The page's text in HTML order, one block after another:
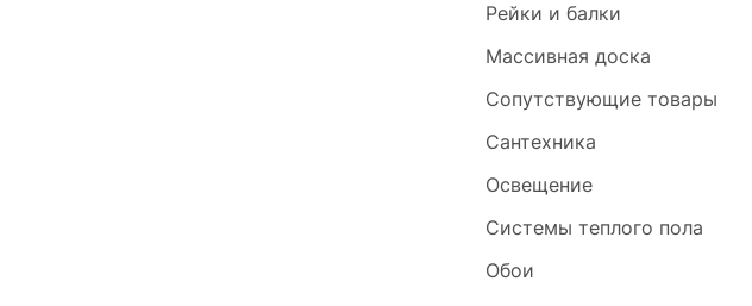
Рейки и балки
Массивная доска
Сопутствующие товары
Сантехника
Освещение
Системы теплого пола
Обои